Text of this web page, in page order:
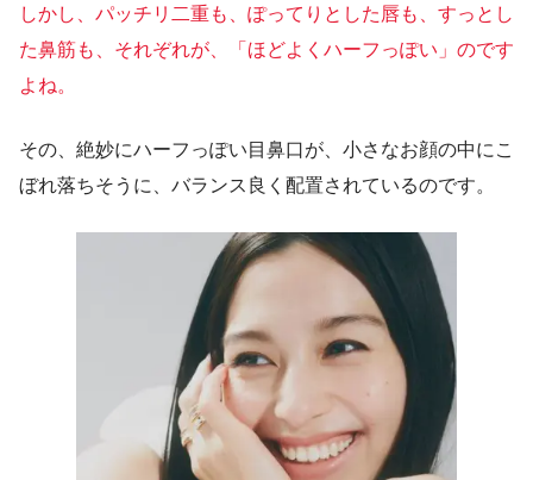
しかし、パッチリ二重も、ぽってりとした唇も、すっとし
た鼻筋も、それぞれが、「ほどよくハーフっぽい」のです
よね。
その、絶妙にハーフっぽい目鼻口が、小さなお顔の中にこ
ぼれ落ちそうに、バランス良く配置されているのです。